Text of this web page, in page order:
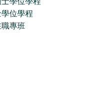
位學程
專班